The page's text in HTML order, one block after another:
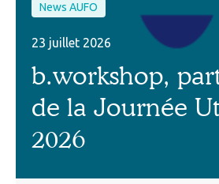
News AUFO
23 juillet 2026
b.workshop,
de la Journée
2026